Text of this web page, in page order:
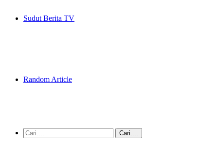
Sudut Berita TV
Random Article
Cari....